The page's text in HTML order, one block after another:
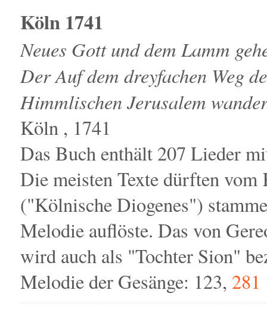
Köln 1741
Neues Gott und dem Lamm
Der Auf dem dreyfachen Weg
Himmlischen Jerusalem
Köln , 1741
Das Buch enthält 207 Lieder
Die meisten Texte dürften
("Kölnische Diogenes")
Melodie auflöste. Das von
wird auch als "Tochter Sion"
Melodie der Gesänge: 123, 281